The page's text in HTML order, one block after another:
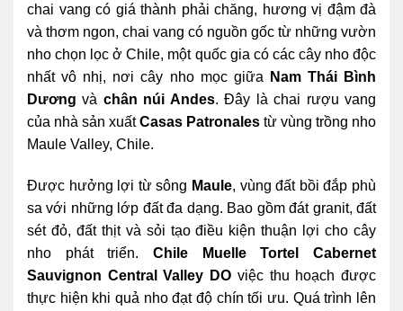
chai vang có giá thành phải chăng, hương vị đậm đà
và thơm ngon, chai vang có nguồn gốc từ những vườn
nho chọn lọc ở Chile, một quốc gia có các cây nho độc
nhất vô nhị, nơi cây nho mọc giữa
Nam Thái Bình
Dương và chân núi Andes. Đây là chai rượu vang
của nhà sản xuấtCasas Patronales từ vùng trồng nho
Maule Valley, Chile.
Được hưởng lợi từ sông Maule, vùng đất bồi đắp phù
sa với những lớp đất đa dạng. Bao gồm đát granit, đất
sét đỏ, đất thịt và sỏi tạo điều kiện thuận lợi cho cây
nho phát triển. Chile Muelle Tortel Cabernet
Sauvignon Central Valley DO việc thu hoạch được
thực hiện khi quả nho đạt độ chín tối ưu. Quá trình lên